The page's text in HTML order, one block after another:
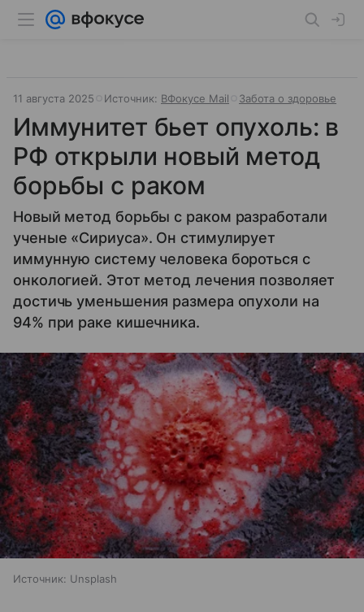
11 августа 2025 Источник: ВФокусе Mail Забота о здоровье
Иммунитет бьет опухоль: в
РФ открыли новый метод
борьбы с раком
Новый метод борьбы с раком разработали
ученые «Сириуса». Он стимулирует
иммунную систему человека бороться с
онкологией. Этот метод лечения позволяет
достичь уменьшения размера опухоли на
94% при раке кишечника.
Источник: Unsplash